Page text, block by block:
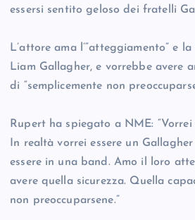
essersi sentito geloso dei fratelli
L’attore ama l’“atteggiamento” e
Liam Gallagher, e vorrebbe avere
di “semplicemente non
Rupert ha spiegato a NME: “Vorrei
In realtà vorrei essere un
essere in una band. Amo il loro
avere quella sicurezza. Quella
non preoccuparsene.”